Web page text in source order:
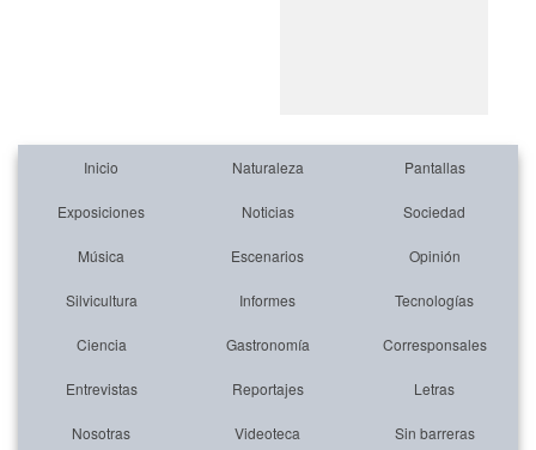
Inicio Naturaleza Pantallas
Exposiciones Noticias Sociedad
Música Escenarios Opinión
Silvicultura Informes Tecnologías
Ciencia Gastronomía Corresponsales
Entrevistas Reportajes Letras
Nosotras Videoteca Sin barreras